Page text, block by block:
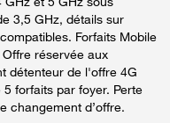
3,5 GHz, détails sur
Forfaits Mobile
réservée aux
détenteur de l'offre 4G
forfaits par foyer. Perte
changement d’offre.